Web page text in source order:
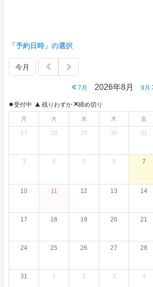
「予約日時」の選択
今月
7月 2026年8月 9月
●受付中 ▲ 残りわずか ×締め切り
月
火 水 木 金
27
28 29 30 31
3 4 5 6 7
10 11 12 13 14
17 18 19 20 21
24 25 26 27 28
31 1 2 3 4